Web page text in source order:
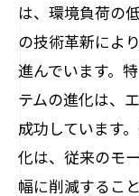
は、環境負荷の
の技術革新によ
進んでいます。
テムの進化は、
成功しています
化は、従来のモ
幅に削減するこ